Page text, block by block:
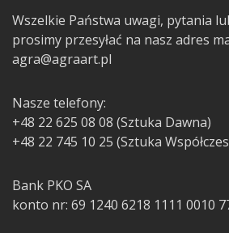
Wszelkie Państwa uwagi, pytania
prosimy przesyłać na nasz adres
agra@agraart.pl
Nasze telefony:
+48 22 625 08 08 (Sztuka Dawna)
+48 22 745 10 25 (Sztuka
Bank PKO SA
konto nr: 69 1240 6218 1111 0010